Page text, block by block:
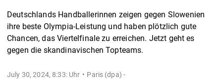
Deutschlands Handballerinnen zeigen gegen Slowenien
ihre beste Olympia-Leistung und haben plötzlich gute
Chancen, das Viertelfinale zu erreichen. Jetzt geht es
gegen die skandinavischen Topteams.
July 30, 2024, 8:33: Uhr
Paris (dpa) -